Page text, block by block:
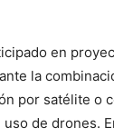
en
la
por satélite o
de drones.